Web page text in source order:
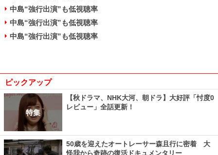
中島“強行出演”も低視聴率
中島“強行出演”も低視聴率
中島“強行出演”も低視聴率
ピックアップ
特集
【秋ドラマ、NHK大河、朝ドラ】大好評「忖度0
レビュー」全話更新！
50歳を迎えたオートレーサー森且行に密着 大
怪我から奇跡の復活ドキュメンタリー